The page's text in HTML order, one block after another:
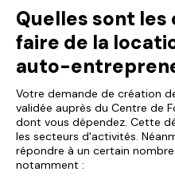
Quelles sont
faire de la
auto-
Votre demande de création
validée auprès du Centre de
dont vous dépendez. Cette
les secteurs d'activités.
répondre à un certain
notamment :